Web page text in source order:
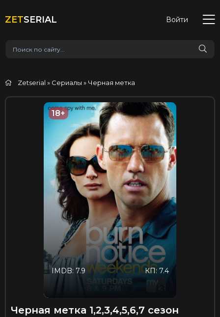
ZETSERIAL Войти
Zetserial » Сериалы » Черная метка
18+
КП: 7.4
IMDB: 7.9
Черная метка 1,2,3,4,5,6,7 сезон